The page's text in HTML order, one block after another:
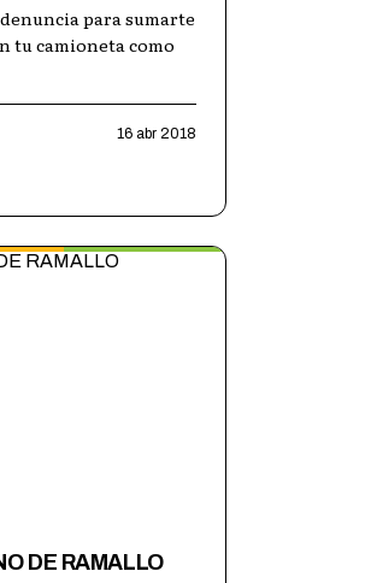
para sumarte
tu camioneta como
16 abr 2018
DE RAMALLO